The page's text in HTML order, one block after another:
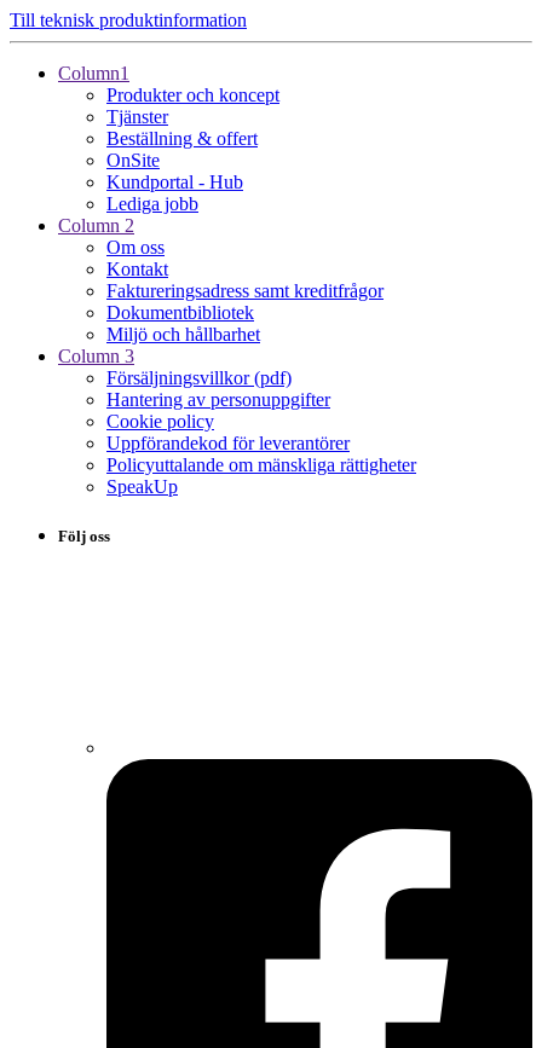
Till teknisk produktinformation
Column1
Produkter och koncept
Tjänster
Beställning & offert
OnSite
Kundportal - Hub
Lediga jobb
Column 2
Om oss
Kontakt
Faktureringsadress samt kreditfrågor
Dokumentbibliotek
Miljö och hållbarhet
Column 3
Försäljningsvillkor (pdf)
Hantering av personuppgifter
Cookie policy
Uppförandekod för leverantörer
Policyuttalande om mänskliga rättigheter
SpeakUp
Följ oss